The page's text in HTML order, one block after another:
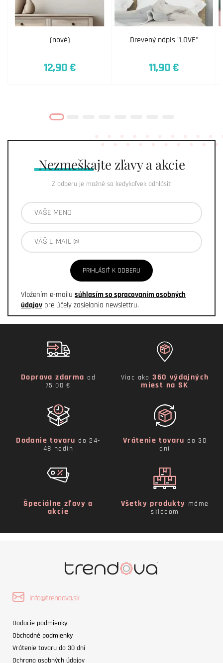
(nové)
12,90 €
Drevený nápis "LOVE"
11,90 €
Nezmeškajte zľavy a akcie
Z odberu je možné sa kedykoľvek odhlásiť
PRIHLÁSIŤ K ODBERU
Vložením e-mailu súhlasím so spracovaním osobných
údajov pre účely zasielania newslettru.
Doprava zdarma od
75,00 €
Viac ako360 výdajných
miest na SK
Dodanie tovaru do 24-
48 hodín
Vrátenie tovaru do 30
dní
Špeciálne zľavy a
akcie
Všetky produkty máme
skladom
info@trendova.sk
Dodacie podmienky
Obchodné podmienky
Vrátenie tovaru do 30 dní
Ochrana osobných údajov